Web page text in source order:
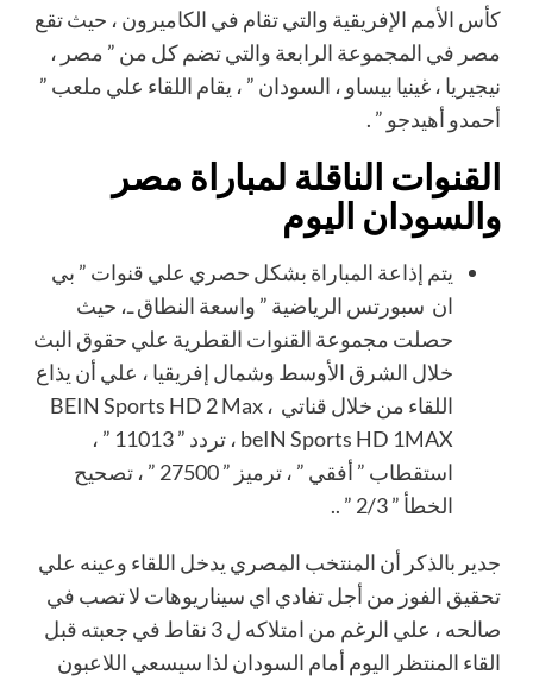
كأس الأمم الإفريقية والتي تقام في الكاميرون ، حيث تقع
مصر في المجموعة الرابعة والتي تضم كل من ” مصر ،
نيجيريا ، غينيا بيساو ، السودان ” ، يقام اللقاء علي ملعب ”
أحمدو أهيدجو ” .
القنوات الناقلة لمباراة مصر
والسودان اليوم
يتم إذاعة المباراة بشكل حصري علي قنوات ” بي
ان سبورتس الرياضية ” واسعة النطاق ـ، حيث
حصلت مجموعة القنوات القطرية علي حقوق البث
خلال الشرق الأوسط وشمال إفريقيا ، علي أن يذاع
اللقاء من خلال قناتي BEIN Sports HD 2 Max ،
beIN Sports HD 1MAX ، تردد ” 11013 ” ،
استقطاب ” أفقي ” ، ترميز ” 27500 ” ، تصحيح
الخطأ ” 2/3 ” ..
جدير بالذكر أن المنتخب المصري يدخل اللقاء وعينه علي
تحقيق الفوز من أجل تفادي اي سيناريوهات لا تصب في
صالحه ، علي الرغم من امتلاكه ل 3 نقاط في جعبته قبل
القاء المنتظر اليوم أمام السودان لذا سيسعي اللاعبون